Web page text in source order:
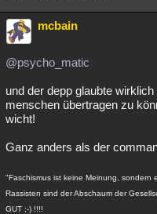
mcbain
@psycho_matic
und der depp glaubte
menschen übertragen zu
wicht!
Ganz anders als der
"Faschismus ist keine Meinung, sondern
Rassisten sind der Abschaum der
GUT ;-) !!!!